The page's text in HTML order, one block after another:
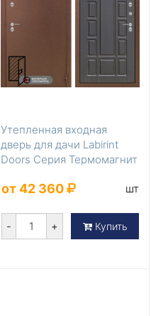
Утепленная входная
дверь для дачи Labirint
Doors Серия Термомагнит
от 42 360 шт
- + Купить